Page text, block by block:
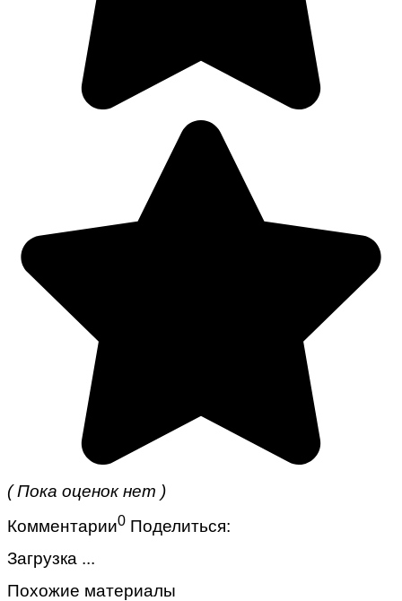
( Пока оценок нет )
Комментарии0 Поделиться:
Загрузка ...
Похожие материалы